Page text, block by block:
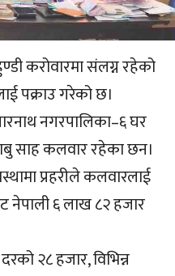
करोवारमा संलग्न रहेको
पक्राउ गरेको छ।
नगरपालिका–६ घर
साह कलवार रहेका छन।
प्रहरीले कलवारलाई
नेपाली ६ लाख ८२ हजार
२८ हजार, विभिन्न